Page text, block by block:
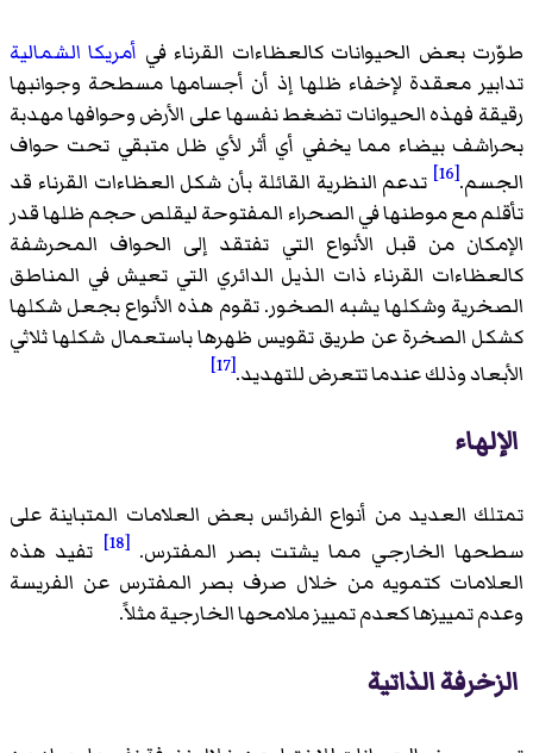
طوّرت بعض الحيوانات كالعظاءات القرناء في أمريكا الشمالية
تدابير معقدة لإخفاء ظلها إذ أن أجسامها مسطحة وجوانبها
رقيقة فهذه الحيوانات تضغط نفسها على الأرض وحوافها مهدبة
بحراشف بيضاء مما يخفي أي أثر لأي ظل متبقي تحت حواف
الجسم.[16]
تدعم النظرية القائلة بأن شكل العظاءات القرناء قد
تأقلم مع موطنها في الصحراء المفتوحة ليقلص حجم ظلها قدر
الإمكان من قبل الأنواع التي تفتقد إلى الحواف المحرشفة
كالعظاءات القرناء ذات الذيل الدائري التي تعيش في المناطق
الصخرية وشكلها يشبه الصخور. تقوم هذه الأنواع بجعل شكلها
كشكل الصخرة عن طريق تقويس ظهرها باستعمال شكلها ثلاثي
الأبعاد وذلك عندما تتعرض للتهديد.[17]
الإلهاء
تمتلك العديد من أنواع الفرائس بعض العلامات المتباينة على
سطحها الخارجي مما يشتت بصر المفترس.[18]
تفيد هذه
العلامات كتمويه من خلال صرف بصر المفترس عن الفريسة
وعدم تمييزها كعدم تمييز ملامحها الخارجية مثلاً.
الزخرفة الذاتية